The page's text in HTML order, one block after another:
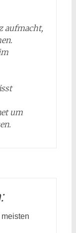
aufmacht,
um